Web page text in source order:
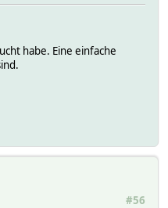
habe. Eine einfache
#56